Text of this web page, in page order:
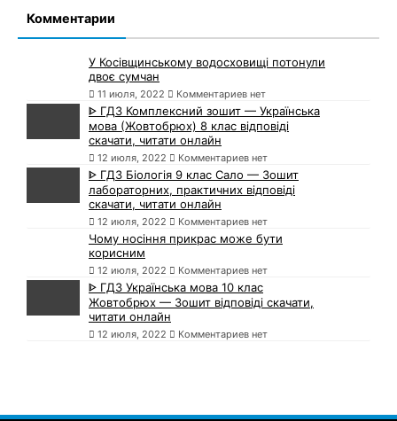
Комментарии
У Косівщинському водосховищі потонули
двоє сумчан
11 июля, 2022 Комментариев нет
ᐈ ГДЗ Комплексний зошит — Українська
мова (Жовтобрюх) 8 клас відповіді
скачати, читати онлайн
12 июля, 2022 Комментариев нет
ᐈ ГДЗ Біологія 9 клас Сало — Зошит
лабораторних, практичних відповіді
скачати, читати онлайн
12 июля, 2022 Комментариев нет
Чому носіння прикрас може бути
корисним
12 июля, 2022 Комментариев нет
ᐈ ГДЗ Українська мова 10 клас
Жовтобрюх — Зошит відповіді скачати,
читати онлайн
12 июля, 2022 Комментариев нет